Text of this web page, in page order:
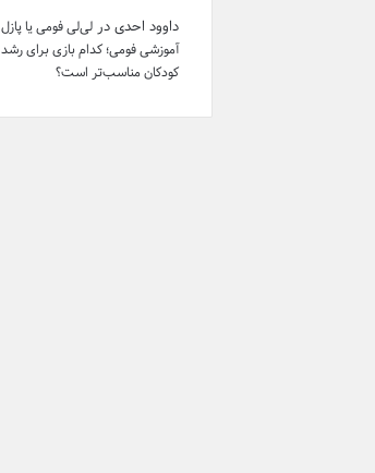
داوود احدی درلی‌لی فومی یا پازل
آموزشی فومی؛ کدام بازی برای رشد
کودکان مناسب‌تر است؟